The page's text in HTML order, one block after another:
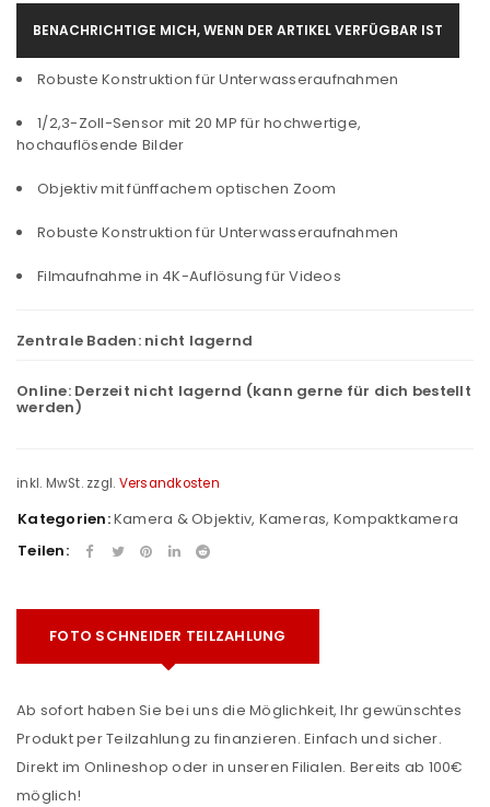
BENACHRICHTIGE MICH, WENN DER ARTIKEL VERFÜGBAR IST
Robuste Konstruktion für Unterwasseraufnahmen
1/2,3-Zoll-Sensor mit 20 MP für hochwertige,
hochauflösende Bilder
Objektiv mit fünffachem optischen Zoom
Robuste Konstruktion für Unterwasseraufnahmen
Filmaufnahme in 4K-Auflösung für Videos
Zentrale Baden: nicht lagernd
Online: Derzeit nicht lagernd (kann gerne für dich bestellt
werden)
inkl. MwSt. zzgl. Versandkosten
Kategorien:Kamera & Objektiv, Kameras, Kompaktkamera
Teilen:
FOTO SCHNEIDER TEILZAHLUNG
Ab sofort haben Sie bei uns die Möglichkeit, Ihr gewünschtes
Produkt per Teilzahlung zu finanzieren. Einfach und sicher.
Direkt im Onlineshop oder in unseren Filialen. Bereits ab 100€
möglich!